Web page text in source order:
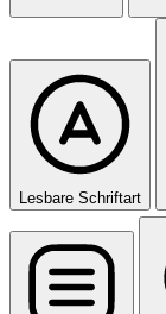
Lesbare Schriftart